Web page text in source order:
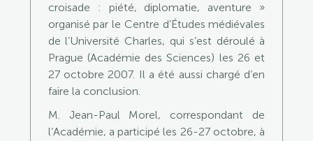
croisade : piété, diplomatie, aventure »
organisé par le Centre d’Études médiévales
de l’Université Charles, qui s’est déroulé à
Prague (Académie des Sciences) les 26 et
27 octobre 2007. Il a été aussi chargé d’en
faire la conclusion.
M. Jean-Paul Morel, correspondant de
l’Académie, a participé les 26-27 octobre, à